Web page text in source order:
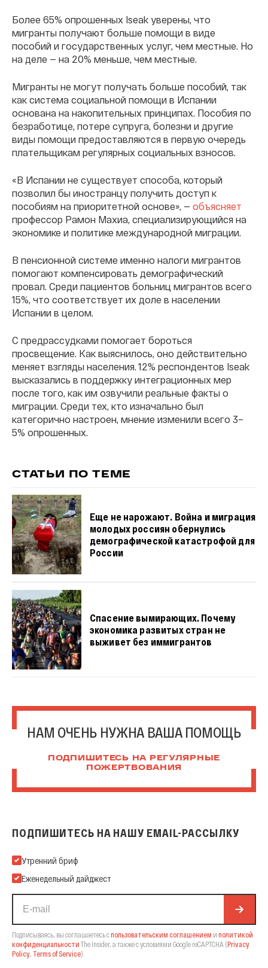
Более 65% опрошенных Iseak уверены, что
мигранты получают больше помощи в виде
пособий и государственных услуг, чем местные. Но
на деле — на 20% меньше, чем местные.
Мигранты не могут получать больше пособий, так
как система социальной помощи в Испании
основана на накопительных принципах. Пособия по
безработице, потере супруга, болезни и другие
виды помощи предоставляются в первую очередь
плательщикам регулярных социальных взносов.
«В Испании не существует способа, который
позволил бы иностранцу получить доступ к
пособиям на приоритетной основе», — объясняет
профессор Рамон Махиа, специализирующийся на
экономике и политике международной миграции.
В пенсионной системе именно налоги мигрантов
помогают компенсировать демографический
провал. Среди пациентов больниц мигрантов всего
15%, что соответствует их доле в населении
Испании в целом.
С предрассудками помогает бороться
просвещение. Как выяснилось, оно действительно
меняет взгляды населения. 12% респондентов Iseak
высказались в поддержку интеграционных мер
после того, как им озвучили реальные факты о
миграции. Среди тех, кто изначально был
категорично настроен, мнение изменили всего 3–
5% опрошенных.
СТАТЬИ ПО ТЕМЕ
Еще не нарожают. Война и миграция
молодых россиян обернулись
демографической катастрофой для
России
Спасение вымирающих. Почему
экономика развитых стран не
выживет без иммигрантов
НАМ ОЧЕНЬ НУЖНА ВАША ПОМОЩЬ
ПОДПИШИТЕСЬ НА РЕГУЛЯРНЫЕ
ПОЖЕРТВОВАНИЯ
ПОДПИШИТЕСЬ НА НАШУ EMAIL-РАССЫЛКУ
Подпишитесь на нашу Email-рассылку
Утренний бриф
Еженедельный дайджест
Подписываясь, вы соглашаетесь спользовательским соглашением и политикой
конфиденциальности The Insider, а также с условиями Google reCAPTCHA (Privacy
Policy, Terms of Service).